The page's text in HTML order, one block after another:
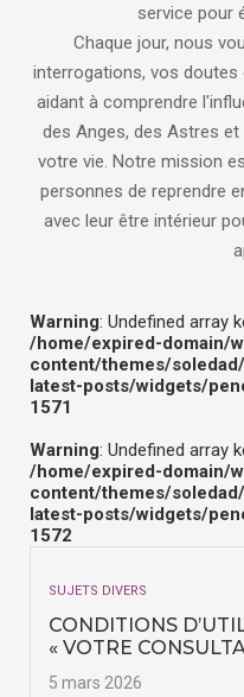
service pour
Chaque jour, nous
interrogations, vos
aidant à comprendre
des Anges, des Astres
votre vie. Notre mission
personnes de reprendre
avec leur être intérieur
Warning: Undefined array
/home/expired-domain/
content/themes/
latest-posts/widgets/
1571
Warning: Undefined array
/home/expired-domain/
content/themes/
latest-posts/widgets/
1572
SUJETS DIVERS
CONDITIONS
« VOTRE
5 mars 2026